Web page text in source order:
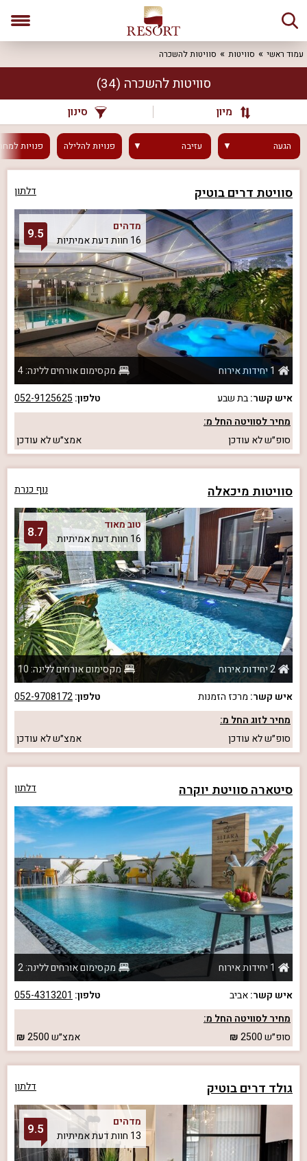
עמוד ראשי סוויטות סוויטות להשכרה
סוויטות להשכרה (34)
מיון סינון
הגעה עזיבה פנויותלהלילה פנויות
סוויטת דרים בוטיק דלתון
מדהים
16 חוות דעת אמיתיות
9.5
1 יחידות אירוח
מקסימום אורחים ללינה: 4
איש קשר:בת שבע טלפון: 052-9125625
מחיר לסוויטה החל מ:
סופ״שלא עודכן אמצ״שלא עודכן
סוויטות מיכאלה נוף כנרת
טוב מאוד
16 חוות דעת אמיתיות
8.7
2 יחידות אירוח
מקסימום אורחים ללינה: 10
איש קשר: מרכז הזמנות טלפון:052-9708172
מחיר לזוג החל מ:
סופ״שלא עודכן אמצ״שלא עודכן
סיטארה סוויטת יוקרה דלתון
1 יחידות אירוח
מקסימום אורחים ללינה: 2
איש קשר:אביב טלפון: 055-4313201
מחיר לסוויטה החל מ:
סופ״ש2500 אמצ״ש2500
גולד דרים בוטיק דלתון
מדהים
13 חוות דעת אמיתיות
9.5